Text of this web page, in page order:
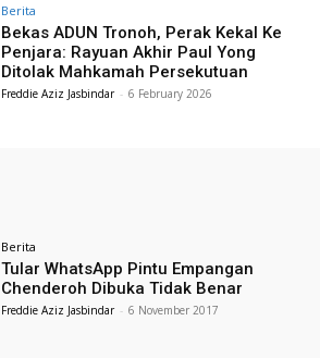
Berita
Bekas ADUN Tronoh, Perak Kekal Ke
Penjara: Rayuan Akhir Paul Yong
Ditolak Mahkamah Persekutuan
Freddie Aziz Jasbindar - 6 February 2026
Berita
Tular WhatsApp Pintu Empangan
Chenderoh Dibuka Tidak Benar
Freddie Aziz Jasbindar - 6 November 2017